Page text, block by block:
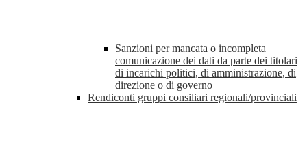
Sanzioni per mancata o incompleta
comunicazione dei dati da parte dei titolari
di incarichi politici, di amministrazione, di
direzione o di governo
Rendiconti gruppi consiliari regionali/provinciali